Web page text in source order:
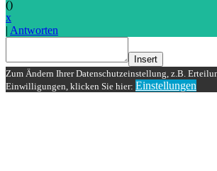
()
x
| Antworten
Insert
Zum Ändern Ihrer Datenschutzeinstellung, z.B.
Einwilligungen, klicken Sie hier: Einstellungen